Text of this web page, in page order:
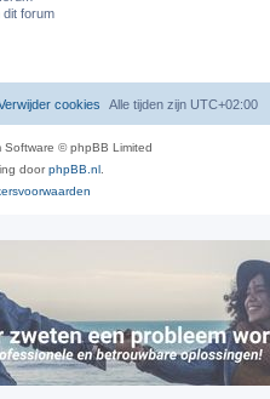
dit forum
Alle tijden zijn UTC+02:00
cookies
Software © phpBB Limited
doorphpBB.nl